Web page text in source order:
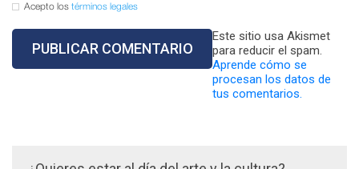
Acepto los términos legales
Este sitio usa Akismet
para reducir el spam.
Aprende cómo se
procesan los datos de
tus comentarios.